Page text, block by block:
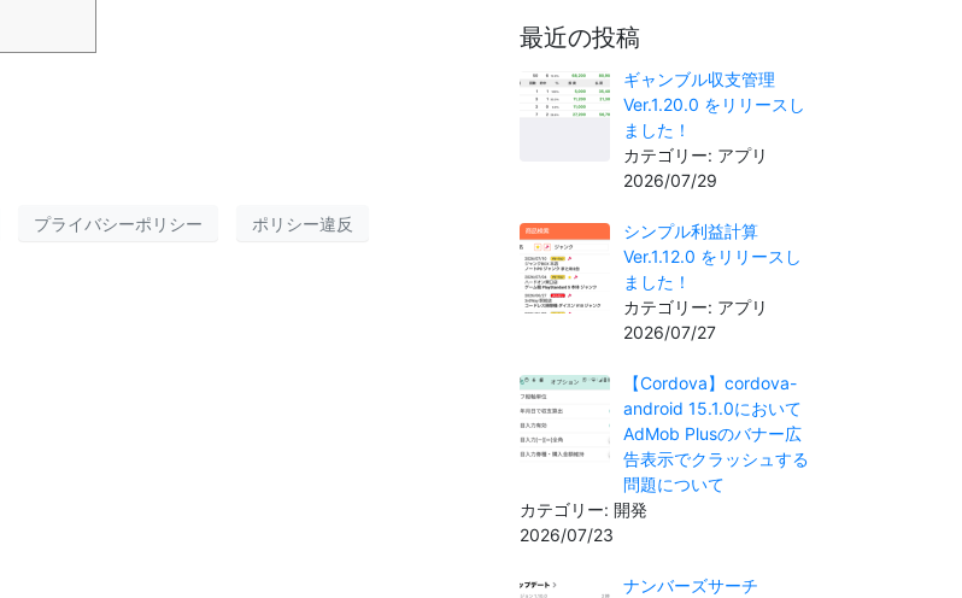
プライバシーポリシー ポリシー違反
最近の投稿
ギャンブル収支管理
Ver.1.20.0 をリリースし
ました！
カテゴリー: アプリ
2026/07/29
シンプル利益計算
Ver.1.12.0 をリリースし
ました！
カテゴリー: アプリ
2026/07/27
【Cordova】cordova-
android 15.1.0において
AdMob Plusのバナー広
告表示でクラッシュする
問題について
カテゴリー: 開発
2026/07/23
ナンバーズサーチ